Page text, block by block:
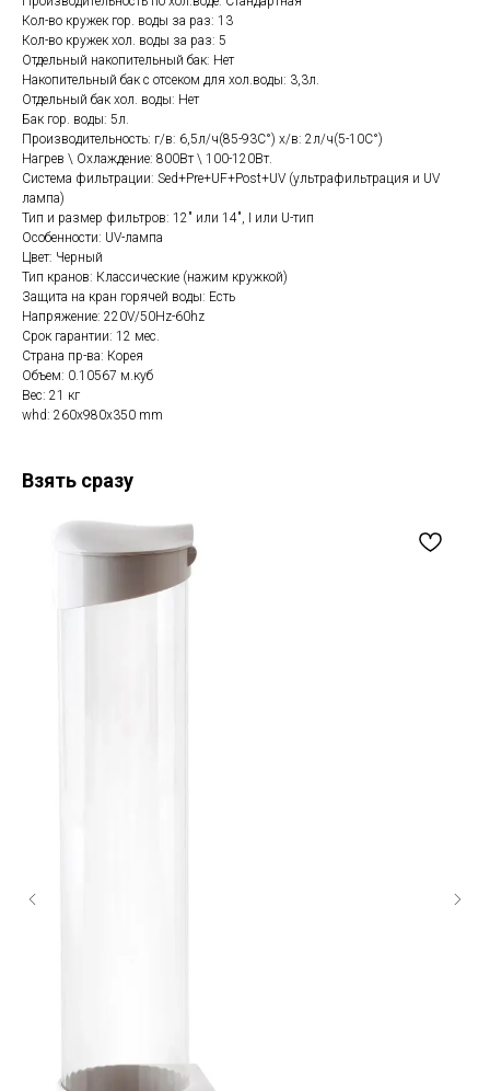
Кол-во кружек гор. воды за раз: 13
Кол-во кружек хол. воды за раз: 5
Отдельный накопительный бак: Нет
Накопительный бак с отсеком для хол.воды: 3,3л.
Отдельный бак хол. воды: Нет
Бак гор. воды: 5л.
Производительность: г/в: 6,5л/ч(85-93C°) х/в: 2л/ч(5-10C°)
Нагрев \ Охлаждение: 800Вт \ 100-120Вт.
Система фильтрации: Sed+Pre+UF+Post+UV (ультрафильтрация и UV
лампа)
Тип и размер фильтров: 12" или 14", I или U-тип
Особенности: UV-лампа
Цвет: Черный
Тип кранов: Классические (нажим кружкой)
Защита на кран горячей воды: Есть
Напряжение: 220V/50Hz-60hz
Срок гарантии: 12 мес.
Страна пр-ва: Корея
Объем: 0.10567 м.куб
Вес: 21 кг
whd: 260x980x350 mm
Взять сразу